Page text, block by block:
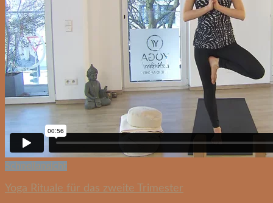
Schnellansicht
Yoga Rituale für das zweite Trimester